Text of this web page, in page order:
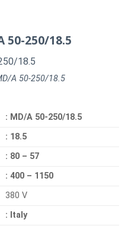
50-250/18.5
A 50-250/18.5
: MD/A 50-250/18.5
: 18.5
: 80 – 57
: 400 – 1150
380 V
: Italy